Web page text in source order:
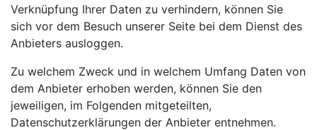
Verknüpfung Ihrer Daten zu verhindern, können Sie
sich vor dem Besuch unserer Seite bei dem Dienst des
Anbieters ausloggen.
Zu welchem Zweck und in welchem Umfang Daten von
dem Anbieter erhoben werden, können Sie den
jeweiligen, im Folgenden mitgeteilten,
Datenschutzerklärungen der Anbieter entnehmen.